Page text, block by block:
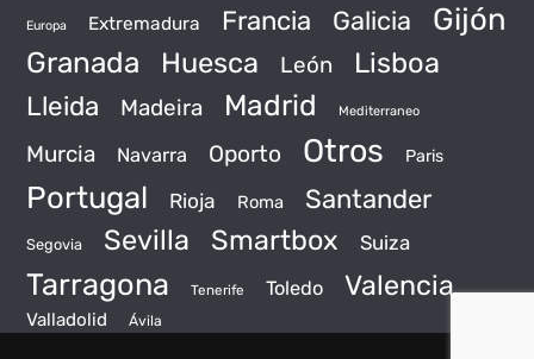
Europa Extremadura Francia Galicia Gijón
Granada Huesca León Lisboa
Lleida Madeira Madrid Mediterraneo
Murcia Navarra Oporto Otros Paris
Portugal Rioja Roma Santander
Segovia Sevilla Smartbox Suiza
Tarragona Tenerife Toledo Valencia
Valladolid Ávila